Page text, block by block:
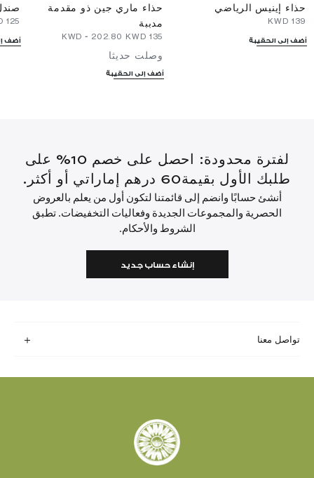
حذاء إينيس الرياضي
أضف إلى الحقيبة
حذاء ماري جين ذو مقدمة
مدببة
- ⁦202.80⁩ KWD
وصلت حديثا
أضف إلى الحقيبة
أضف
لفترة محدودة: احصل على خصم 10% على
طلبك الأول بقيمة60 درهم إماراتي أو أكثر.
أنشئ حسابًا وانضم إلى قائمتنا لتكون أول من يعلم بالعروض
الحصرية والمجموعات الجديدة وفعاليات التخفيضات. تطبق
الشروط والأحكام.
إنشاء حساب جديد
تواصل معنا